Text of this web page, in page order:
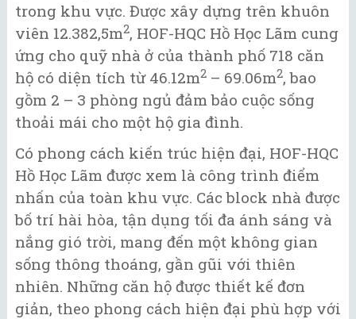
trong khu vực. Được xây dựng trên khuôn
viên 12.382,5m2, HOF-HQC Hồ Học Lãm cung
ứng cho quỹ nhà ở của thành phố 718 căn
hộ có diện tích từ 46.12m2 – 69.06m2, bao
gồm 2 – 3 phòng ngủ đảm bảo cuộc sống
thoải mái cho một hộ gia đình.
Có phong cách kiến trúc hiện đại, HOF-HQC
Hồ Học Lãm được xem là công trình điểm
nhấn của toàn khu vực. Các block nhà được
bố trí hài hòa, tận dụng tối đa ánh sáng và
nắng gió trời, mang đến một không gian
sống thông thoáng, gần gũi với thiên
nhiên. Những căn hộ được thiết kế đơn
giản, theo phong cách hiện đại phù hợp với